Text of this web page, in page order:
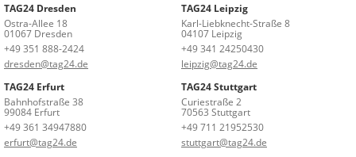
TAG24 Dresden
Ostra-Allee 18
01067 Dresden
+49 351 888-2424
dresden@tag24.de
TAG24 Leipzig
Karl-Liebknecht-Straße 8
04107 Leipzig
+49 341 24250430
leipzig@tag24.de
TAG24 Erfurt
Bahnhofstraße 38
99084 Erfurt
+49 361 34947880
erfurt@tag24.de
TAG24 Stuttgart
Curiestraße 2
70563 Stuttgart
+49 711 21952530
stuttgart@tag24.de